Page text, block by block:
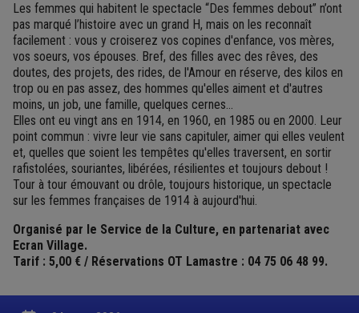
Les femmes qui habitent le spectacle “Des femmes debout” n’ont
pas marqué l’histoire avec un grand H, mais on les reconnaît
facilement : vous y croiserez vos copines d'enfance, vos mères,
vos soeurs, vos épouses. Bref, des filles avec des rêves, des
doutes, des projets, des rides, de l'Amour en réserve, des kilos en
trop ou en pas assez, des hommes qu'elles aiment et d'autres
moins, un job, une famille, quelques cernes...
Elles ont eu vingt ans en 1914, en 1960, en 1985 ou en 2000. Leur
point commun : vivre leur vie sans capituler, aimer qui elles veulent
et, quelles que soient les tempêtes qu'elles traversent, en sortir
rafistolées, souriantes, libérées, résilientes et toujours debout !
Tour à tour émouvant ou drôle, toujours historique, un spectacle
sur les femmes françaises de 1914 à aujourd'hui.
Organisé par le Service de la Culture, en partenariat avec
Ecran Village.
Tarif : 5,00 € / Réservations OT Lamastre : 04 75 06 48 99.